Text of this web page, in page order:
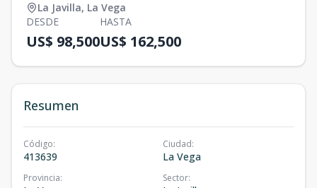
La Javilla, La Vega
DESDE
US$ 98,500
HASTA
US$ 162,500
Resumen
Código:
413639
Ciudad:
La Vega
Provincia: Sector: